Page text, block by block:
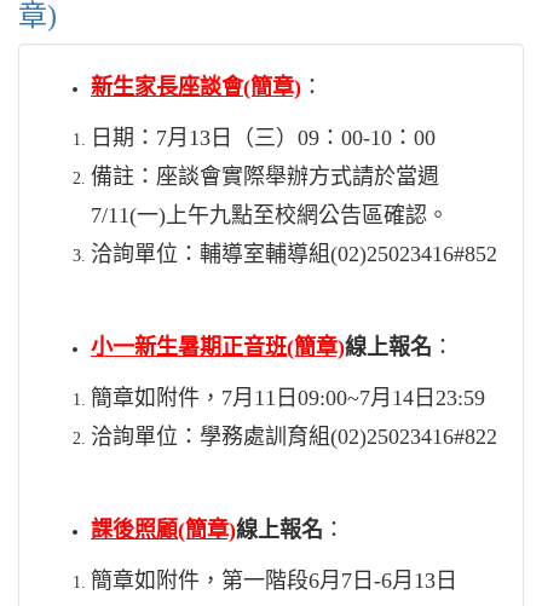
章)
新生家長座談會(簡章) ：
日期：7月13日（三）09：00-10：00
備註：座談會實際舉辦方式請於當週
7/11(一)上午九點至校網公告區確認。
洽詢單位：輔導室輔導組(02)25023416#852
小一新生暑期正音班(簡章)線上報名 ：
簡章如附件，7月11日09:00~7月14日23:59
洽詢單位：學務處訓育組(02)25023416#822
課後照顧(簡章)線上報名 ：
簡章如附件，第一階段6月7日-6月13日